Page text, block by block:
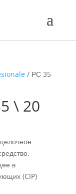
/ РС 35
\ 20
в
(CIP)